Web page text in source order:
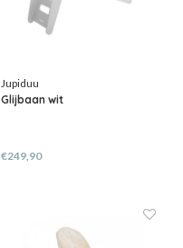
Jupiduu
Glijbaan wit
€249,90